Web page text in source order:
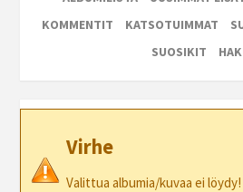
KOMMENTIT
KATSOTUIMMAT
SUOSIKIT
Virhe
Valittua albumia/kuvaa ei löydy!